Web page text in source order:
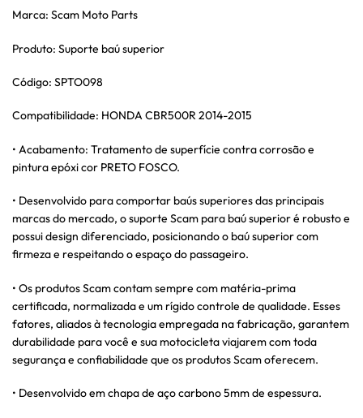
Marca: Scam Moto Parts
Produto: Suporte baú superior
Código: SPTO098
Compatibilidade: HONDA CBR500R 2014-2015
• Acabamento: Tratamento de superfície contra corrosão e
pintura epóxi cor PRETO FOSCO.
• Desenvolvido para comportar baús superiores das principais
marcas do mercado, o suporte Scam para baú superior é robusto e
possui design diferenciado, posicionando o baú superior com
firmeza e respeitando o espaço do passageiro.
• Os produtos Scam contam sempre com matéria-prima
certificada, normalizada e um rígido controle de qualidade. Esses
fatores, aliados à tecnologia empregada na fabricação, garantem
durabilidade para você e sua motocicleta viajarem com toda
segurança e confiabilidade que os produtos Scam oferecem.
• Desenvolvido em chapa de aço carbono 5mm de espessura.